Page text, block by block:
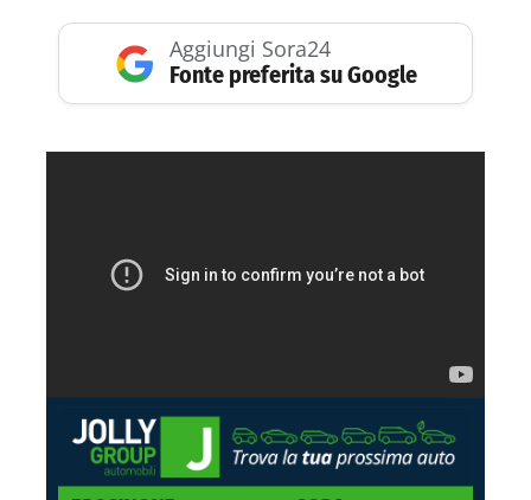
Aggiungi Sora24
Fonte preferita su Google